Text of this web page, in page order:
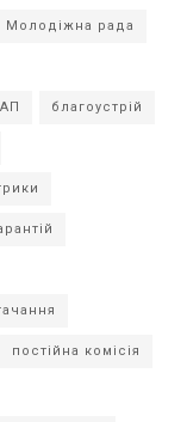
Молодіжна рада
благоустрій
постійна комісія